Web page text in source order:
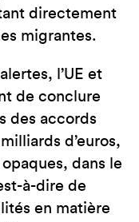
directement
migrantes.
l’UE et
de conclure
des accords
d’euros,
dans le
à-dire de
en matière